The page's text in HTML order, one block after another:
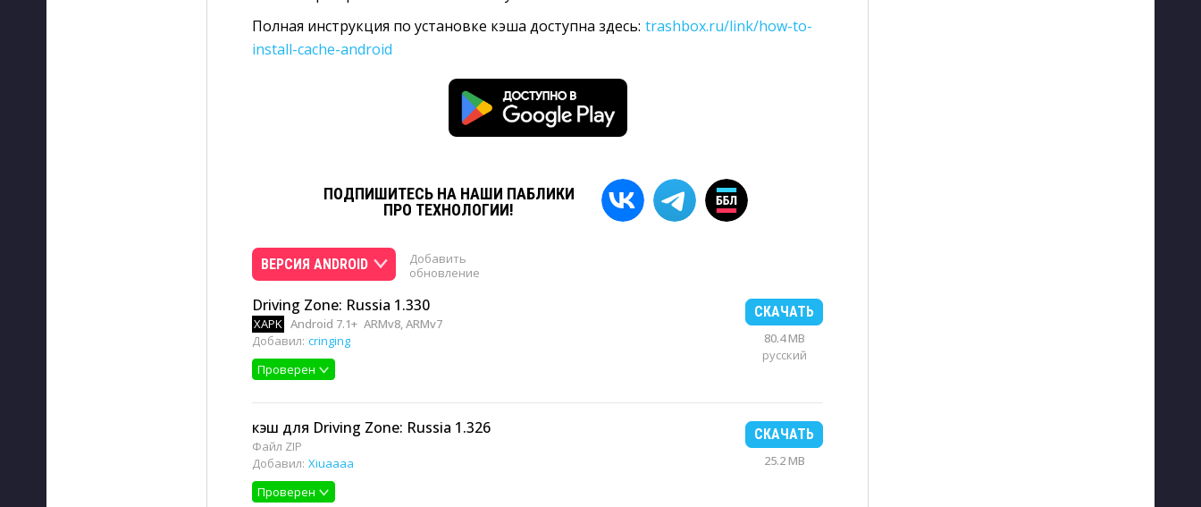
Полная инструкция по установке кэша доступна здесь: trashbox.ru/link/how-to-
install-cache-android
ПОДПИШИТЕСЬ НА НАШИ ПАБЛИКИ
ПРО ТЕХНОЛОГИИ!
ВЕРСИЯ ANDROID
Добавить
обновление
Driving Zone: Russia 1.330
XAPK Android 7.1+ ARMv8, ARMv7
Добавил: cringing
Проверен
СКАЧАТЬ
80.4 MB
русский
кэш для Driving Zone: Russia 1.326
Файл ZIP
Добавил: Xiuaaaa
Проверен
СКАЧАТЬ
25.2 MB